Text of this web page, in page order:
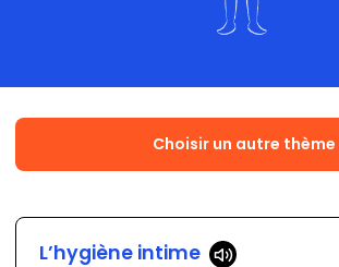
Choisir un autre thème
L’hygiène intime